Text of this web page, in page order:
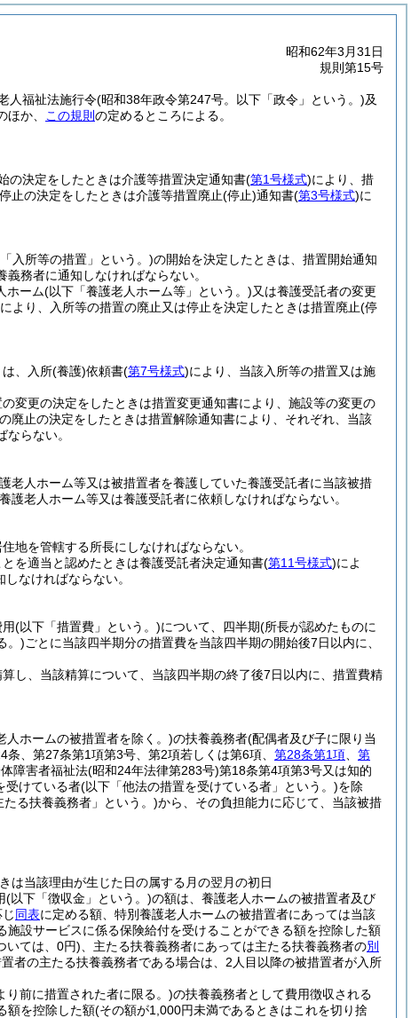
昭和62年3月31日
規則第15号
人福祉法施行令(昭和38年政令第247号。以下「政令」という。)及
ほか、 この規則 の定めるところによる。
の決定をしたときは介護等措置決定通知書(第1号様式)により、措
止の決定をしたときは介護等措置廃止(停止)通知書(第3号様式)に
入所等の措置」という。)の開始を決定したときは、措置開始通知
義務者に通知しなければならない。
ホーム(以下「養護老人ホーム等」という。)又は養護受託者の変更
により、入所等の措置の廃止又は停止を決定したときは措置廃止(停
、入所(養護)依頼書(第7号様式)により、当該入所等の措置又は施
変更の決定をしたときは措置変更通知書により、施設等の変更の
廃止の決定をしたときは措置解除通知書により、それぞれ、当該
らない。
老人ホーム等又は被措置者を養護していた養護受託者に当該被措
護老人ホーム等又は養護受託者に依頼しなければならない。
地を管轄する所長にしなければならない。
を適当と認めたときは養護受託者決定通知書(第11号様式)によ
なければならない。
(以下「措置費」という。)について、四半期(所長が認めたものに
。)ごとに当該四半期分の措置費を当該四半期の開始後7日以内に、
し、当該精算について、当該四半期の終了後7日以内に、措置費精
人ホームの被措置者を除く。)の扶養義務者(配偶者及び子に限り当
条、第27条第1項第3号、第2項若しくは第6項、 第28条第1項
第
体障害者福祉法(昭和24年法律第283号)第18条第4項第3号又は知的
受けている者(以下「他法の措置を受けている者」という。)を除
たる扶養義務者」という。)から、その負担能力に応じて、当該被措
は当該理由が生じた日の属する月の翌月の初日
(以下「徴収金」という。)の額は、養護老人ホームの被措置者及び
同表に定める額、特別養護老人ホームの被措置者にあっては当該
施設サービスに係る保険給付を受けることができる額を控除した額
いては、0円) 、主たる扶養義務者にあっては主たる扶養義務者の別
者の主たる扶養義務者である場合は、2人目以降の被措置者が入所
り前に措置された者に限る。)の扶養義務者として費用徴収される
額を控除した額(その額が1,000円未満であるときはこれを切り捨